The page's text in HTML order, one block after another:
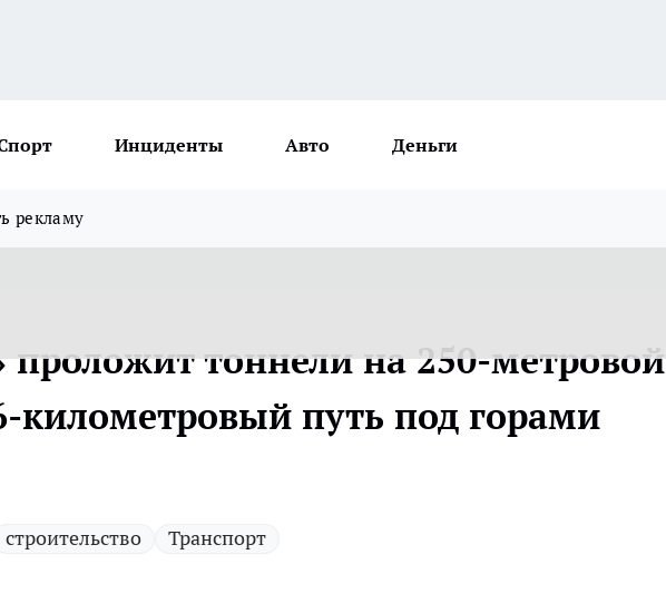
Инциденты Авто Деньги
рекламу
проложит тоннели на 250-метровой
километровый путь под горами
строительство Транспорт